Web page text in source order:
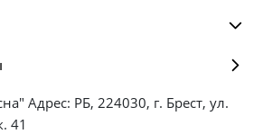
Адрес: РБ, 224030, г. Брест, ул.
41